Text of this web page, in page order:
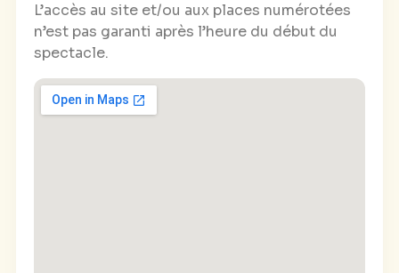
L’accès au site et/ou aux places numérotées
n’est pas garanti après l’heure du début du
spectacle.